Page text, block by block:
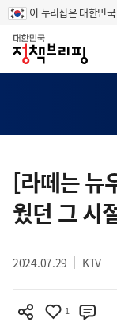
이 누리집은 대한민
홈
텐
츠
영
[라떼는 뉴
웠던 그 시
2024.07.29 KTV
1